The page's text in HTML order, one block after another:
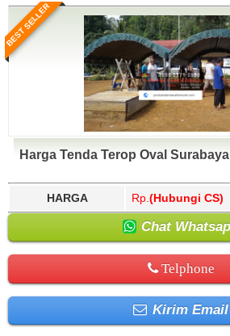
BEST SELLER
Harga Tenda Terop Oval Surabaya
HARGA Rp. (Hubungi CS)
Chat
Telphone
Kirim Email